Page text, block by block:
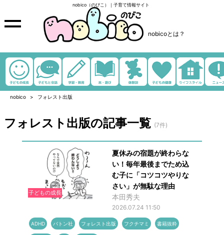
nobico（のびこ）｜子育て情報サイト
nobicoとは？
nobico フォレスト出版
フォレスト出版の記事一覧 (7件)
子どもの成長
夏休みの宿題が終わらな
い！毎年最後までため込
む子に「コツコツやりな
さい」が無駄な理由
本田秀夫
2026.07.24 11:50
ADHD バトン社 フォレスト出版 フクチマミ 書籍抜粋